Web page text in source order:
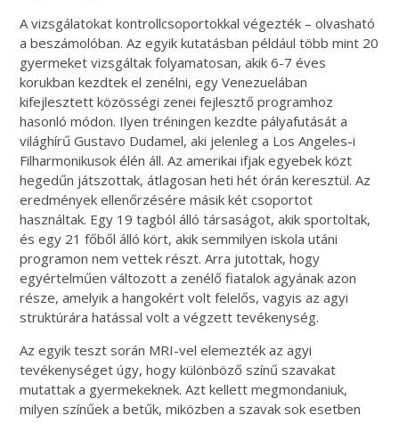
A vizsgálatokat kontrollcsoportokkal végezték – olvasható
a beszámolóban. Az egyik kutatásban például több mint 20
gyermeket vizsgáltak folyamatosan, akik 6-7 éves
korukban kezdtek el zenélni, egy Venezuelában
kifejlesztett közösségi zenei fejlesztő programhoz
hasonló módon. Ilyen tréningen kezdte pályafutását a
világhírű Gustavo Dudamel, aki jelenleg a Los Angeles-i
Filharmonikusok élén áll. Az amerikai ifjak egyebek közt
hegedűn játszottak, átlagosan heti hét órán keresztül. Az
eredmények ellenőrzésére másik két csoportot
használtak. Egy 19 tagból álló társaságot, akik sportoltak,
és egy 21 főből álló kört, akik semmilyen iskola utáni
programon nem vettek részt. Arra jutottak, hogy
egyértelműen változott a zenélő fiatalok agyának azon
része, amelyik a hangokért volt felelős, vagyis az agyi
struktúrára hatással volt a végzett tevékenység.
Az egyik teszt során MRI-vel elemezték az agyi
tevékenységet úgy, hogy különböző színű szavakat
mutattak a gyermekeknek. Azt kellett megmondaniuk,
milyen színűek a betűk, miközben a szavak sok esetben